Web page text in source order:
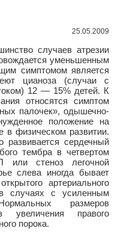
25.05.2009
случаев атрезии
уменьшенным
симптомом является
цианоза (случаи с
12 — 15% детей. К
относятся симптом
палочек», одышечно-
положение на
в физическом развитии.
развивается сердечный
тембра в четвертом
или стеноз легочной
слева иногда бывает
артериального
случаях с усиленным
размеров
увеличения правого
порока.